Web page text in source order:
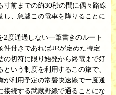
寸前までの約30秒の間に偶々路線
し、急遽この電車を降りることに
2度通過しない一筆書きのルート
件付きであればJRが定めた特定
の切符に限り始発から終電まで好
いう制度を利用するこの旅で、
が利用予定の常磐快速線で一度通
接続する武蔵野線で通ることにな